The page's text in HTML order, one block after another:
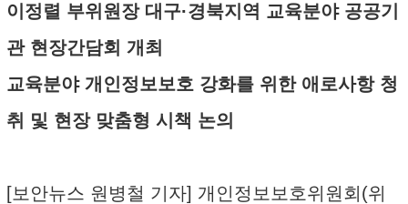
이정렬 부위원장 대구·경북지역 교육분야 공공기
관 현장간담회 개최
교육분야 개인정보보호 강화를 위한 애로사항 청
취 및 현장 맞춤형 시책 논의
[보안뉴스 원병철 기자] 개인정보보호위원회(위